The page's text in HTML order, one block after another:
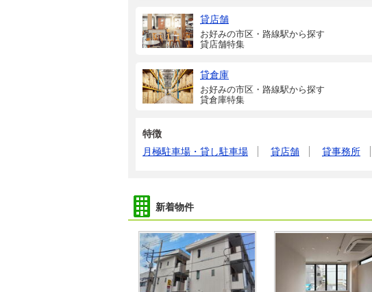
貸店舗
お好みの市区・路線駅から探す
貸店舗特集
貸倉庫
お好みの市区・路線駅から探す
貸倉庫特集
特徴
月極駐車場・貸し駐車場
貸店舗 貸事務所
新着物件